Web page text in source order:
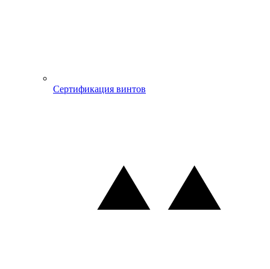
Сертификация винтов